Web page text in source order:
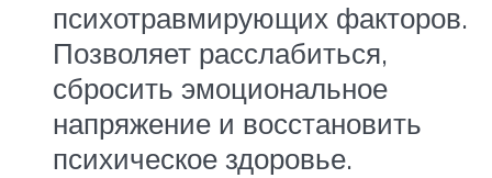
психотравмирующих факторов.
Позволяет расслабиться,
сбросить эмоциональное
напряжение и восстановить
психическое здоровье.